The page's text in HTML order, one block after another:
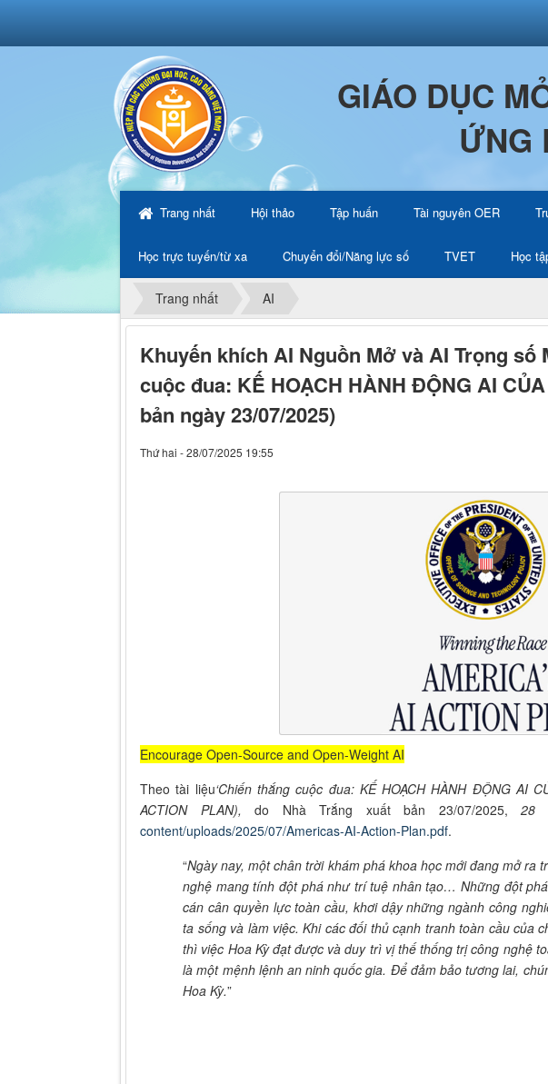
GIÁO DỤC
ỨNG
Trang nhất Hội thảo Tập huấn Tài nguyên OER
Học trực tuyến/từ xa Chuyển đổi/Năng lực số TVET Học
Trang nhất AI
Khuyến khích AI Nguồn Mở và AI Trọng số
cuộc đua: KẾ HOẠCH HÀNH ĐỘNG AI
bản ngày 23/07/2025)
Thứ hai - 28/07/2025 19:55
Encourage Open-Source and Open-Weight AI
Theo tài liệu‘Chiến thắng cuộc đua: KẾ HOẠCH HÀNH ĐỘNG AI
ACTION PLAN),do Nhà Trắng xuất bản 23/07/2025,28
content/uploads/2025/07/Americas-AI-Action-Plan.pdf.
“Ngày nay, một chân trời khám phá khoa học mới đang mở
nghệ mang tính đột phá như trí tuệ nhân tạo… Những đột
cán cân quyền lực toàn cầu, khơi dậy những ngành công
ta sống và làm việc. Khi các đối thủ cạnh tranh toàn cầu của
thì việc Hoa Kỳ đạt được và duy trì vị thế thống trị công nghệ
là một mệnh lệnh an ninh quốc gia. Để đảm bảo tương lai,
Hoa Kỳ.”